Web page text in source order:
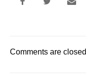
Comments are closed